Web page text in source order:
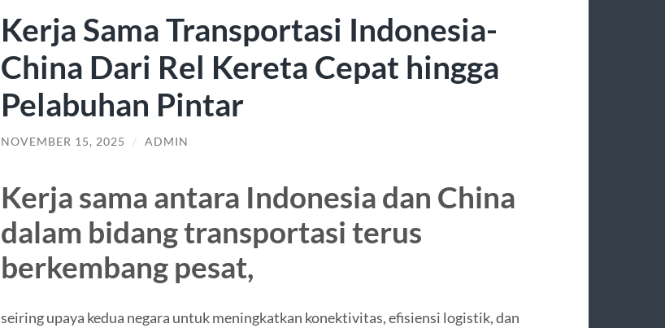
Kerja Sama Transportasi Indonesia-
China Dari Rel Kereta Cepat hingga
Pelabuhan Pintar
NOVEMBER 15, 2025 / ADMIN
Kerja sama antara Indonesia dan China
dalam bidang transportasi terus
berkembang pesat,
seiring upaya kedua negara untuk meningkatkan konektivitas, efisiensi logistik, dan